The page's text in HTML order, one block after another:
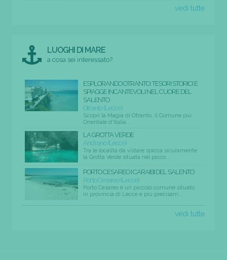
vedi tutte
LUOGHI DI MARE
a cosa sei interessato?
ESPLORANDO OTRANTO: TESORI STORICI E
SPIAGGE INCANTEVOLI NEL CUORE DEL
SALENTO
Otranto (Lecce)
Scopri la Magia di Otranto, il Comune più
Orientale d'Italia...
LA GROTTA VERDE
Andrano (Lecce)
Tra le località da vistare spicca sicuramente
la Grotta Verde situata nel picco...
PORTO CESAREO I CARAIBI DEL SALENTO
Porto Cesareo (Lecce)
Porto Cesareo è un piccolo comune situato
in provincia di Lecce e più precisam...
vedi tutte